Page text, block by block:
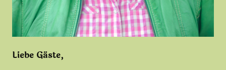
Liebe Gäste,